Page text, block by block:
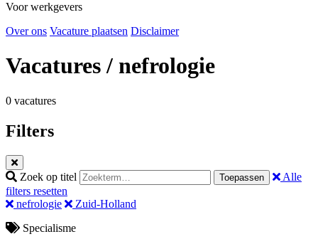
Voor werkgevers
Over ons Vacature plaatsen Disclaimer
Vacatures/ nefrologie
0 vacatures
Filters
Zoek op titel Toepassen
Alle
filters resetten
nefrologie
Zuid-Holland
Specialisme